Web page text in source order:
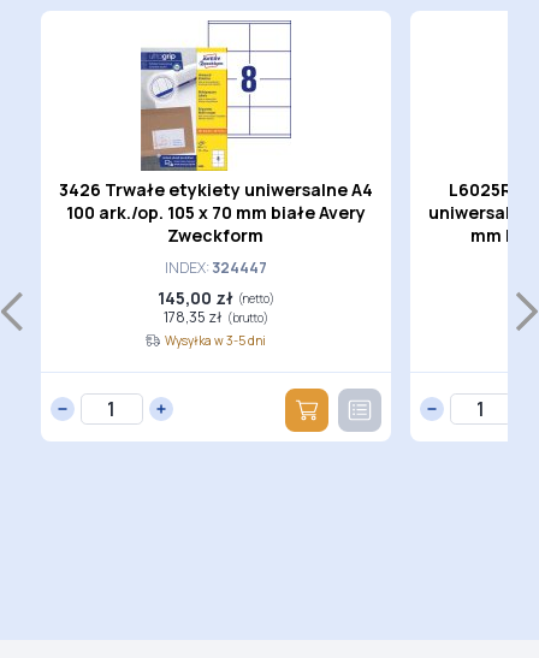
3426 Trwałe etykiety uniwersalne A4
100 ark./op. 105 x 70 mm białe Avery
Zweckform
INDEX:324447
145,00 zł (netto)
178,35 zł (brutto)
Wysyłka w 3-5 dni
uniwersalne
mm